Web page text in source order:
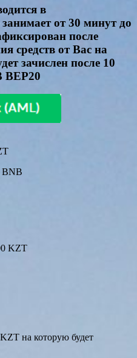
в
от 30 минут до
после
средств от Вас на
зачислен после 10
BEP20
BNB
KZT
на которую будет